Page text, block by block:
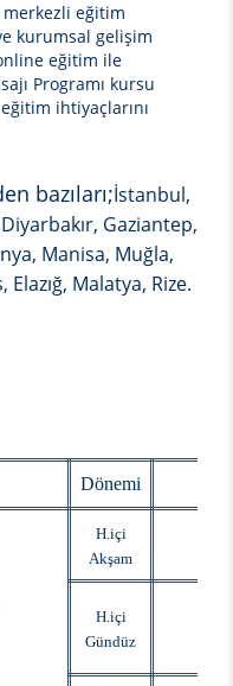
merkezli eğitim
kurumsal gelişim
eğitim ile
Programı kursu
ihtiyaçlarını
bazıları;İstanbul,
Gaziantep,
Manisa, Muğla,
Malatya, Rize.
Dönemi
H.içi
Akşam
H.içi
Gündüz